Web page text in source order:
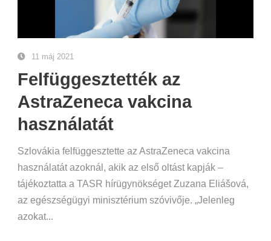
11 máj 2021
Felfüggesztették az
AstraZeneca vakcina
használatát
Szlovákia felfüggesztette az AstraZeneca vakcina
használatát azoknál, akik az első oltást kapják –
tájékoztatta a TASR hírügynökséget Zuzana Eliášová,
az egészségügyi minisztérium szóvivője. „Jelenleg
azokat...